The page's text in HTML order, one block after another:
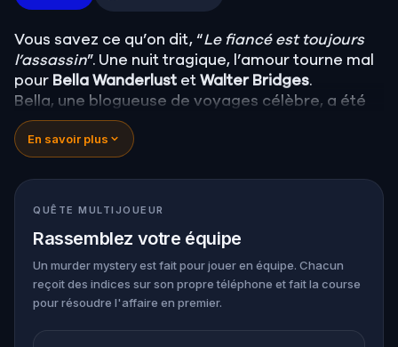
Vous savez ce qu’on dit, “Le fiancé est toujours
l’assassin”. Une nuit tragique, l’amour tourne mal
pour Bella Wanderlust et Walter Bridges.
Bella, une blogueuse de voyages célèbre, a été
retrouvéemorte
par le théâtral
Percy Shadows
c’est à vous de découvrir la vérité.
Est-ce que ce meutre a été commis par Walter, le
fiancé obsessif ?
spectacle ?
Ou encore par quelqu’un d’autre, tapis dans
l’ombre ?
🔎 Rassemblez les indices, interrogez les
En savoir plus
QUÊTE MULTIJOUEUR
Rassemblez votre équipe
Un murder mystery est fait pour jouer en équipe. Chacun
reçoit des indices sur son propre téléphone et fait la course
pour résoudre l'affaire en premier.